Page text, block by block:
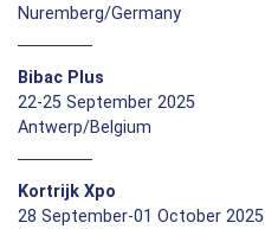
Nuremberg/Germany
Bibac Plus
22-25 September 2025
Antwerp/Belgium
Kortrijk Xpo
28 September-01 October 2025